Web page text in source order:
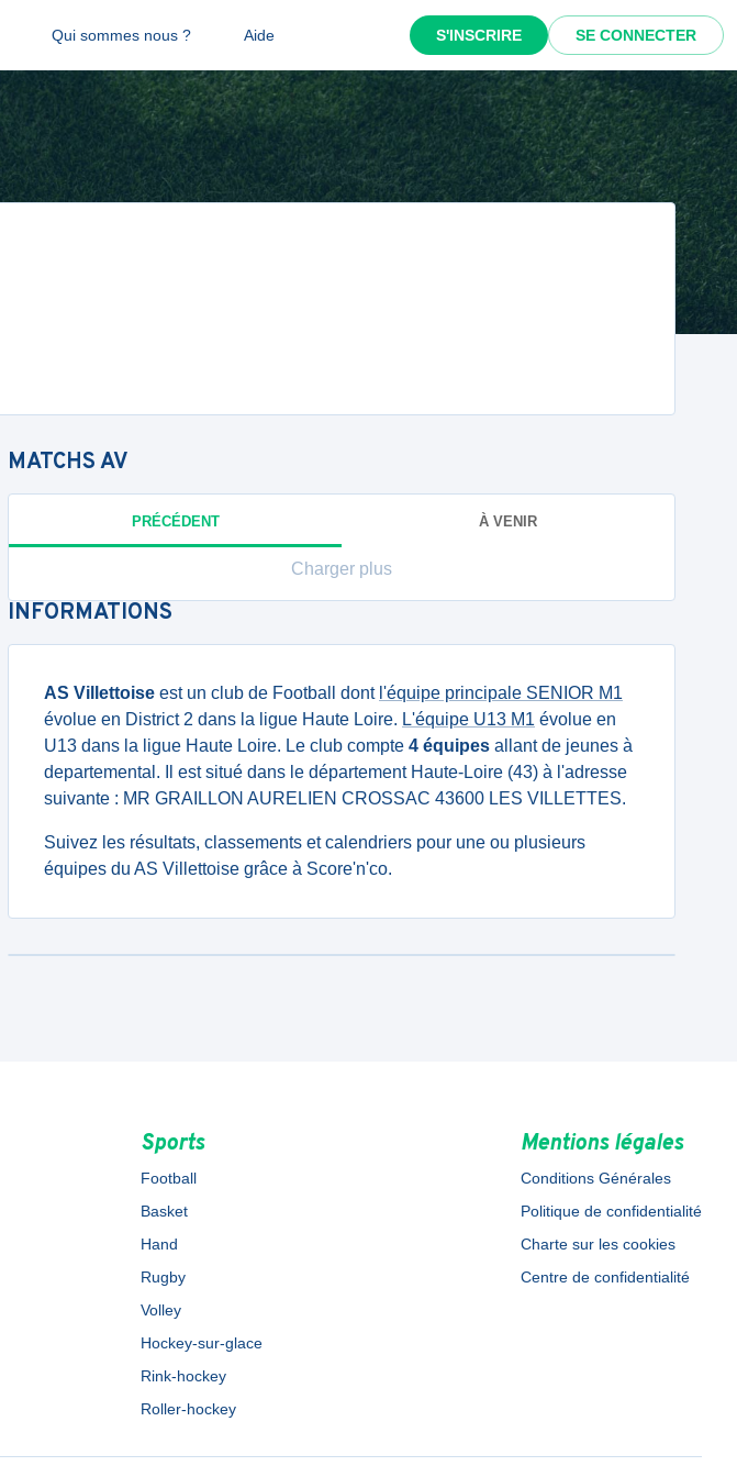
Qui sommes nous ? Aide S'INSCRIRE SE CONNECTER
MATCHSAV
PRÉCÉDENT À VENIR
Charger plus
INFORMATIONS
AS Villettoise est un club de Football dont l'équipe principale SENIOR M1
évolue en District 2 dans la ligue Haute Loire. L'équipe U13 M1 évolue en
U13 dans la ligue Haute Loire. Le club compte 4 équipes allant de jeunes à
departemental. Il est situé dans le département Haute-Loire (43) à l'adresse
suivante : MR GRAILLON AURELIEN CROSSAC 43600 LES VILLETTES.
Suivez les résultats, classements et calendriers pour une ou plusieurs
équipes du AS Villettoise grâce à Score'n'co.
Sports
Football
Basket
Hand
Rugby
Volley
Hockey-sur-glace
Rink-hockey
Roller-hockey
Mentions légales
Conditions Générales
Politique de confidentialité
Charte sur les cookies
Centre de confidentialité